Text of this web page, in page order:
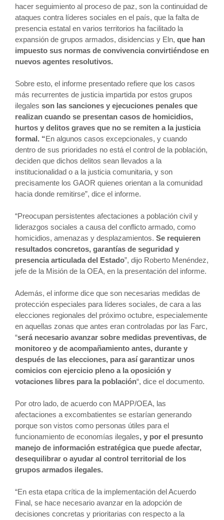
hacer seguimiento al proceso de paz, son la continuidad de
ataques contra líderes sociales en el país, que la falta de
presencia estatal en varios territorios ha facilitado la
expansión de grupos armados, disidencias y Eln, que han
impuesto sus normas de convivencia convirtiéndose en
nuevos agentes resolutivos.
Sobre esto, el informe presentado refiere que los casos
más recurrentes de justicia impartida por estos grupos
ilegales son las sanciones y ejecuciones penales que
realizan cuando se presentan casos de homicidios,
hurtos y delitos graves que no se remiten a la justicia
formal. “En algunos casos excepcionales, y cuando
dentro de sus prioridades no está el control de la población,
deciden que dichos delitos sean llevados a la
institucionalidad o a la justicia comunitaria, y son
precisamente los GAOR quienes orientan a la comunidad
hacia donde remitirse”, dice el informe.
“Preocupan persistentes afectaciones a población civil y
liderazgos sociales a causa del conflicto armado, como
homicidios, amenazas y desplazamientos. Se requieren
resultados concretos, garantías de seguridad y
presencia articulada del Estado”, dijo Roberto Menéndez,
jefe de la Misión de la OEA, en la presentación del informe.
Además, el informe dice que son necesarias medidas de
protección especiales para líderes sociales, de cara a las
elecciones regionales del próximo octubre, especialemente
en aquellas zonas que antes eran controladas por las Farc,
“será necesario avanzar sobre medidas preventivas, de
monitoreo y de acompañamiento antes, durante y
después de las elecciones, para así garantizar unos
comicios con ejercicio pleno a la oposición y
votaciones libres para la población“, dice el documento.
Por otro lado, de acuerdo con MAPP/OEA, las
afectaciones a excombatientes se estarían generando
porque son vistos como personas útiles para el
funcionamiento de economías ilegales, y por el presunto
manejo de información estratégica que puede afectar,
desequilibrar o ayudar al control territorial de los
grupos armados ilegales.
“En esta etapa crítica de la implementación del Acuerdo
Final, se hace necesario avanzar en la adopción de
decisiones concretas y prioritarias con respecto a la